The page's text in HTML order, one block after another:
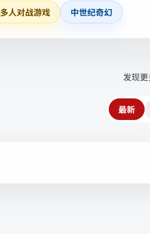
多人对战游戏 中世纪奇幻
发现
最新